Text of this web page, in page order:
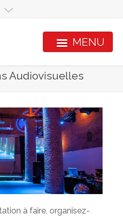
MENU
Audiovisuelles
à faire, organisez-